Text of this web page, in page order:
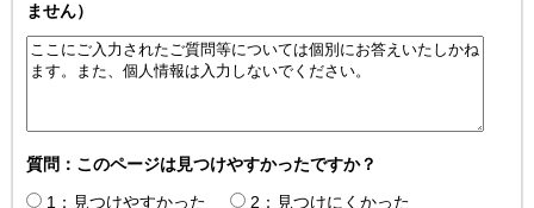
ません）
質問：このページは見つけやすかったですか？
1：見つけやすかった
2：見つけにくかった